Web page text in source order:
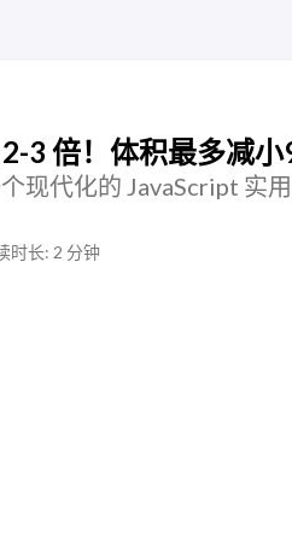
2-3 倍！体积最多减
现代化的 JavaScript 实
时长: 2 分钟